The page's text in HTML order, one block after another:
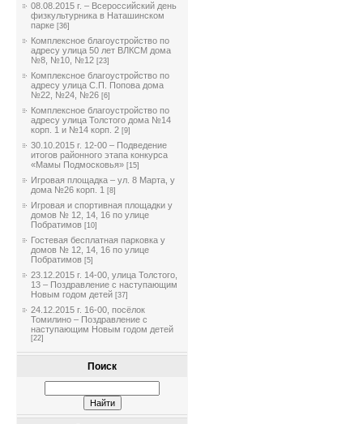
08.08.2015 г. – Всероссийский день
физкультурника в Наташинском
парке [36]
Комплексное благоустройство по
адресу улица 50 лет ВЛКСМ дома
№8, №10, №12 [23]
Комплексное благоустройство по
адресу улица С.П. Попова дома
№22, №24, №26 [6]
Комплексное благоустройство по
адресу улица Толстого дома №14
корп. 1 и №14 корп. 2 [9]
30.10.2015 г. 12-00 – Подведение
итогов районного этапа конкурса
«Мамы Подмосковья» [15]
Игровая площадка – ул. 8 Марта, у
дома №26 корп. 1 [8]
Игровая и спортивная площадки у
домов № 12, 14, 16 по улице
Побратимов [10]
Гостевая бесплатная парковка у
домов № 12, 14, 16 по улице
Побратимов [5]
23.12.2015 г. 14-00, улица Толстого,
13 – Поздравление с наступающим
Новым годом детей [37]
24.12.2015 г. 16-00, посёлок
Томилино – Поздравление с
наступающим Новым годом детей
[22]
Поиск